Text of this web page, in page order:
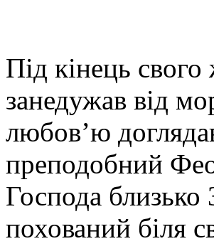
Під кінець
занедужав від
любов’ю
преподобний
Господа близько
похований біля